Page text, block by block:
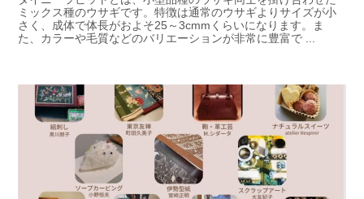
ミックス種のウサギです。特徴は通常のウサギよりサイズが小
さく、成体で体長がおよそ25～3cmmくらいになります。ま
た、カラーや毛質などのバリエーションが非常に豊富で ...